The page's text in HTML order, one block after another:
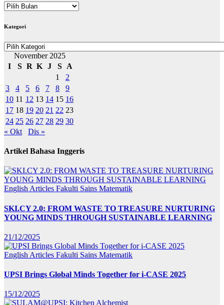
ARKIB
Kategori
Kategori
November 2025
I
S R K J S
A
1
2
3
4 5 6 7 8
9
10 11 12 13 14 15 16
17 18 19 20 21 22 23
24 25 26 27 28 29 30
« Okt
Dis »
Artikel Bahasa Inggeris
English Articles Fakulti Sains Matematik
SKI.CY 2.0: FROM WASTE TO TREASURE NURTURING
YOUNG MINDS THROUGH SUSTAINABLE LEARNING
21/12/2025
English Articles Fakulti Sains Matematik
UPSI Brings Global Minds Together for i-CASE 2025
15/12/2025